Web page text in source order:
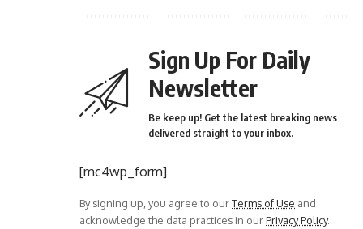
Sign Up For Daily
Newsletter
Be keep up! Get the latest breaking news
delivered straight to your inbox.
[mc4wp_form]
By signing up, you agree to ourTerms of Use and
acknowledge the data practices in ourPrivacy Policy.